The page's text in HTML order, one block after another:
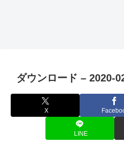
ダウンロード – 2020-
X
LINE